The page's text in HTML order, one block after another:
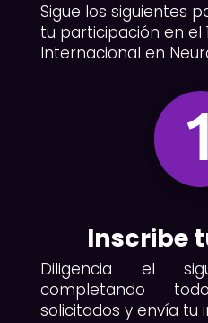
Sigue los siguientes
tu participación en el
Internacional en
1
Inscribe
Diligencia el
completando
solicitados y envía tu